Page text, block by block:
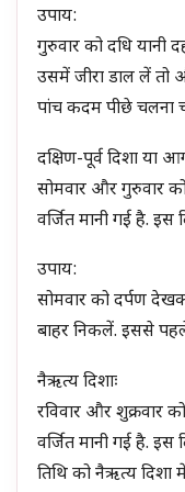
उपाय:
गुरुवार को दधि यानी
उसमें जीरा डाल लें तो
पांच कदम पीछे चलना
दक्षिण-पूर्व दिशा या
सोमवार और गुरुवार
वर्जित मानी गई है. इस
उपाय:
सोमवार को दर्पण
बाहर निकलें. इससे
नैऋत्य दिशाः
रविवार और शुक्रवार
वर्जित मानी गई है. इस
तिथि को नैऋत्य दिशा